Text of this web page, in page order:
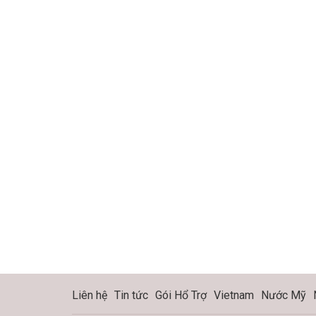
Liên hệ Tin tức Gói Hổ Trợ Vietnam Nước Mỹ